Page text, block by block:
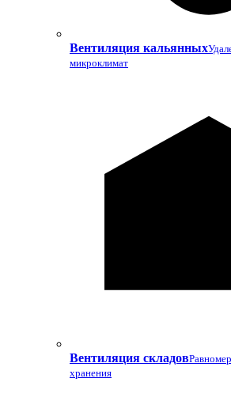
Вентиляция кальянных
микроклимат
Вентиляция складов
хранения